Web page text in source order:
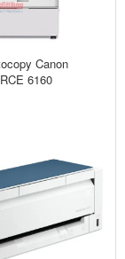
Canon
6160